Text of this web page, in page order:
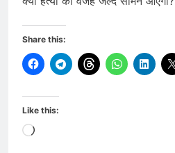
Share this:
Like this:
Loading…